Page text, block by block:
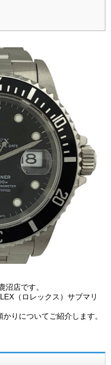
沼店です。
（ロレックス）サブマリ
りについてご紹介します。